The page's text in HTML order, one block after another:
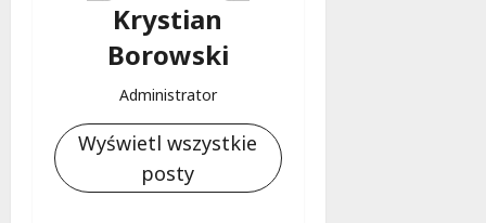
Krystian
Borowski
Administrator
Wyświetl wszystkie
posty